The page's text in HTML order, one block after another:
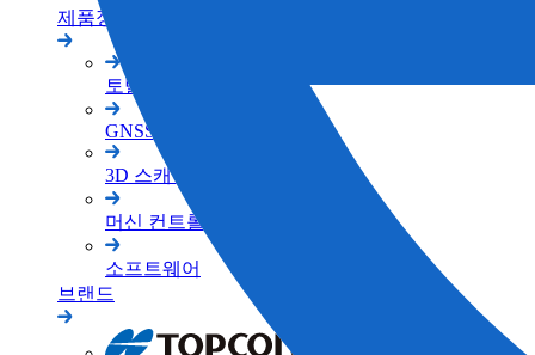
제품정보 카테고리
토탈 스테이션
GNSS
3D 스캐너
머신 컨트롤
소프트웨어
브랜드